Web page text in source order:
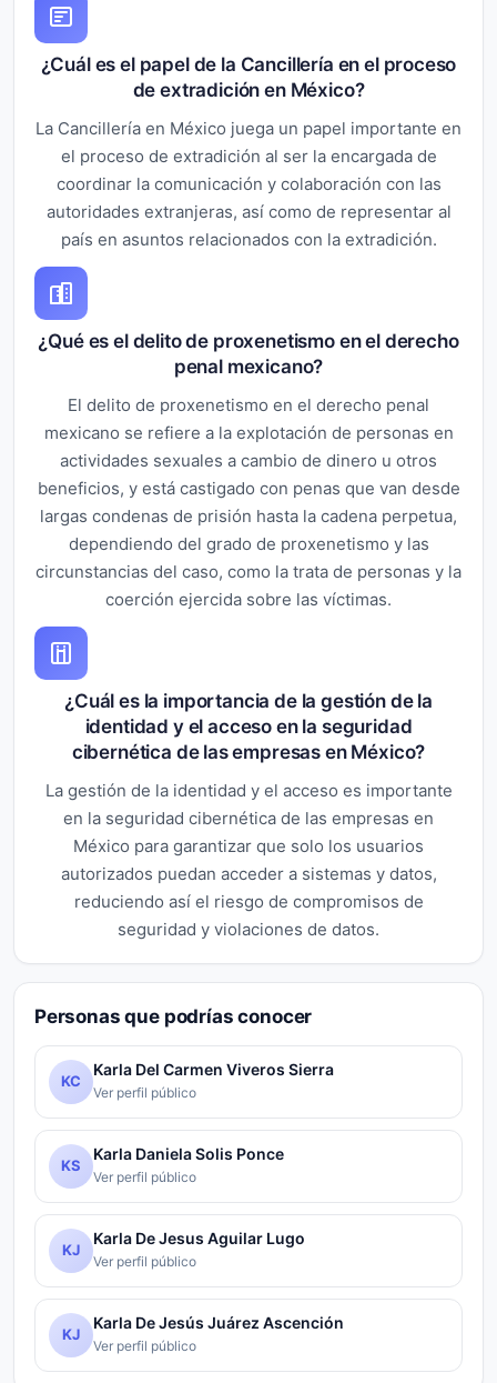
¿Cuál es el papel de la Cancillería en el proceso
de extradición en México?
La Cancillería en México juega un papel importante en
el proceso de extradición al ser la encargada de
coordinar la comunicación y colaboración con las
autoridades extranjeras, así como de representar al
país en asuntos relacionados con la extradición.
¿Qué es el delito de proxenetismo en el derecho
penal mexicano?
El delito de proxenetismo en el derecho penal
mexicano se refiere a la explotación de personas en
actividades sexuales a cambio de dinero u otros
beneficios, y está castigado con penas que van desde
largas condenas de prisión hasta la cadena perpetua,
dependiendo del grado de proxenetismo y las
circunstancias del caso, como la trata de personas y la
coerción ejercida sobre las víctimas.
¿Cuál es la importancia de la gestión de la
identidad y el acceso en la seguridad
cibernética de las empresas en México?
La gestión de la identidad y el acceso es importante
en la seguridad cibernética de las empresas en
México para garantizar que solo los usuarios
autorizados puedan acceder a sistemas y datos,
reduciendo así el riesgo de compromisos de
seguridad y violaciones de datos.
Personas que podrías conocer
KC
Karla Del Carmen Viveros Sierra
Ver perfil público
KS
Karla Daniela Solis Ponce
Ver perfil público
KJ
Karla De Jesus Aguilar Lugo
Ver perfil público
KJ
Karla De Jesús Juárez Ascención
Ver perfil público